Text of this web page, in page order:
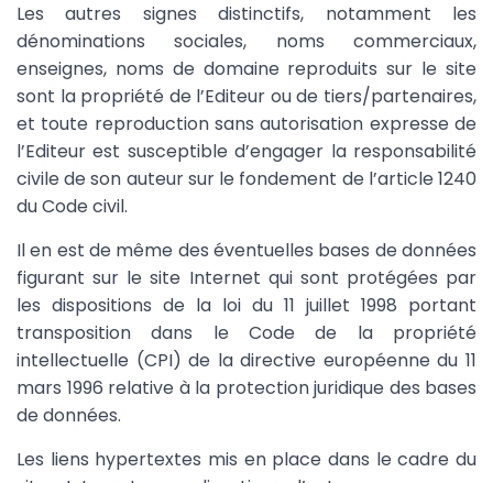
Les autres signes distinctifs, notamment les
dénominations sociales, noms commerciaux,
enseignes, noms de domaine reproduits sur le site
sont la propriété de l’Editeur ou de tiers/partenaires,
et toute reproduction sans autorisation expresse de
l’Editeur est susceptible d’engager la responsabilité
civile de son auteur sur le fondement de l’article 1240
du Code civil.
Il en est de même des éventuelles bases de données
figurant sur le site Internet qui sont protégées par
les dispositions de la loi du 11 juillet 1998 portant
transposition dans le Code de la propriété
intellectuelle (CPI) de la directive européenne du 11
mars 1996 relative à la protection juridique des bases
de données.
Les liens hypertextes mis en place dans le cadre du